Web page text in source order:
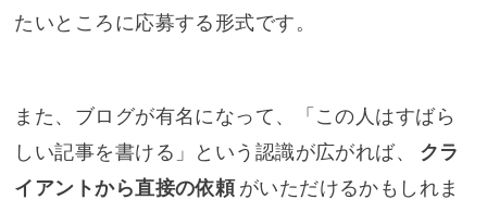
たいところに応募する形式です。
また、ブログが有名になって、「この人はすばら
しい記事を書ける」という認識が広がれば、
クラ
イアントから直接の依頼 がいただけるかもしれま